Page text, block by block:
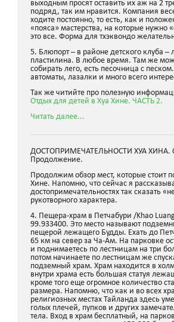
выходным просят оставить их аж на 2
подряд, так им нравится. Компания
ходите постоянно, то есть, как и
«пояса» мастерства, на которые нужно
это все. Форма для тхэквондо
5. Блюпорт – в районе детского клуба –
пластилина. В любое время. Там же
собирать лего, есть песочница с
автоматы, лазалки и много всего
Так же читийте про полезную
Отдых для детей в Хуа Хине. ЧАСТЬ 2.
Читать далее...
ДОСТОПРИМЕЧАТЕЛЬНОСТИ ХУА ХИНА.
Продолжение.
Продолжим обзор мест, которые стоит
Хине. Напомню, что сейчас я
достопримечательностях так сказать
рукотворного характера.
4. Пещера-храм в Петчабури /Khao
99.933400. Это место называют
пещерой лежащего Будды. Ехать до
65 км на север за Ча-Ам. На парковке
и поднимаетесь по лестницам на три
потом начинаете по лестницам же
подземный храм. Храм находится в
внутри храма есть большая статуя
кроме того еще огромное количество
размера. Напомню, что как и во всех
религиозных местах Тайланда здесь
голых плечей, пупков и других
тела. Вход в храм бесплатный, на